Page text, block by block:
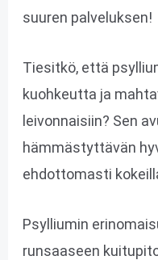
suuren palveluksen!
Tiesitkö, että
kuohkeutta ja
leivonnaisiin? Sen
hämmästyttävän
ehdottomasti
Psylliumin
runsaaseen